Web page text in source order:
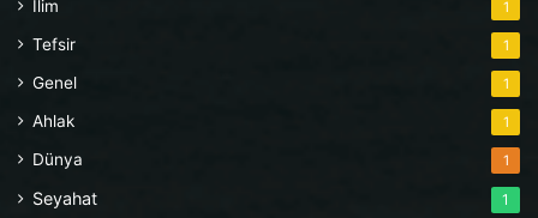
İlim 1
Tefsir 1
Genel 1
Ahlak 1
Dünya 1
Seyahat 1